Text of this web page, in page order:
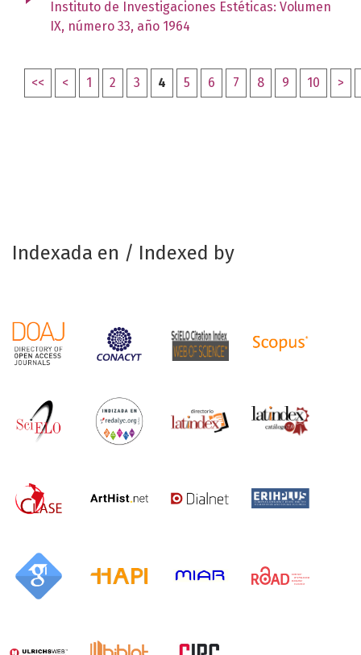
Instituto de Investigaciones Estéticas: Volumen
IX, número 33, año 1964
<< < 1 2 3 4 5 6 7 8 9 10 >
Indexada en / Indexed by